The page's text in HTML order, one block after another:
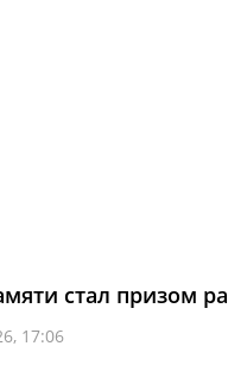
стал призом
17:06